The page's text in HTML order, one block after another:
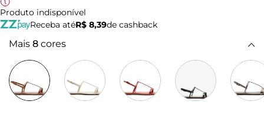
Produto indisponível
Receba atéR$ 8,39de cashback
Mais 8 cores